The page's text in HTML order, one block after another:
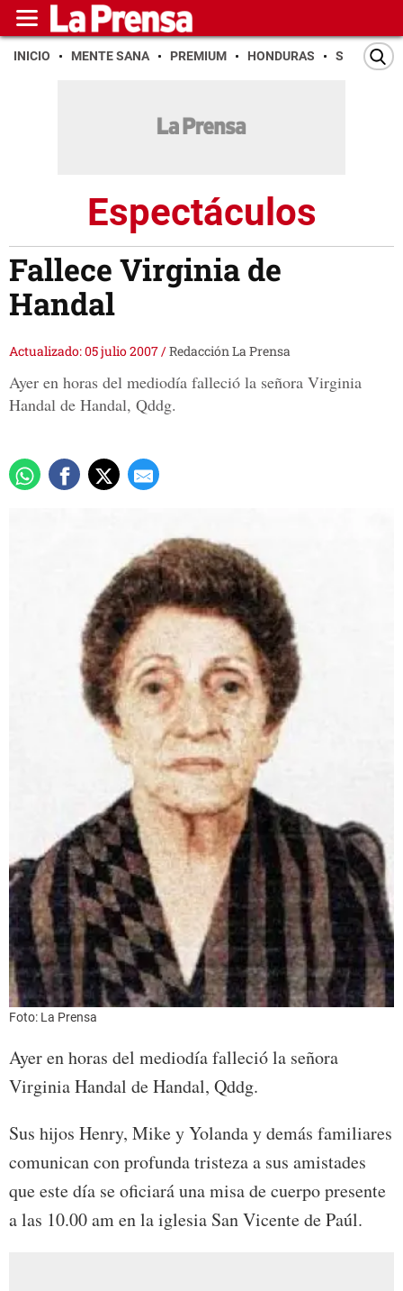
INICIO MENTE SANA PREMIUM HONDURAS SAN PEDRO
Espectáculos
Fallece Virginia de
Handal
Actualizado: 05 julio 2007/Redacción La Prensa
Ayer en horas del mediodía falleció la señora Virginia
Handal de Handal, Qddg.
Foto: La Prensa
Ayer en horas del mediodía falleció la señora
Virginia Handal de Handal, Qddg.
Sus hijos Henry, Mike y Yolanda y demás familiares
comunican con profunda tristeza a sus amistades
que este día se oficiará una misa de cuerpo presente
a las 10.00 am en la iglesia San Vicente de Paúl.